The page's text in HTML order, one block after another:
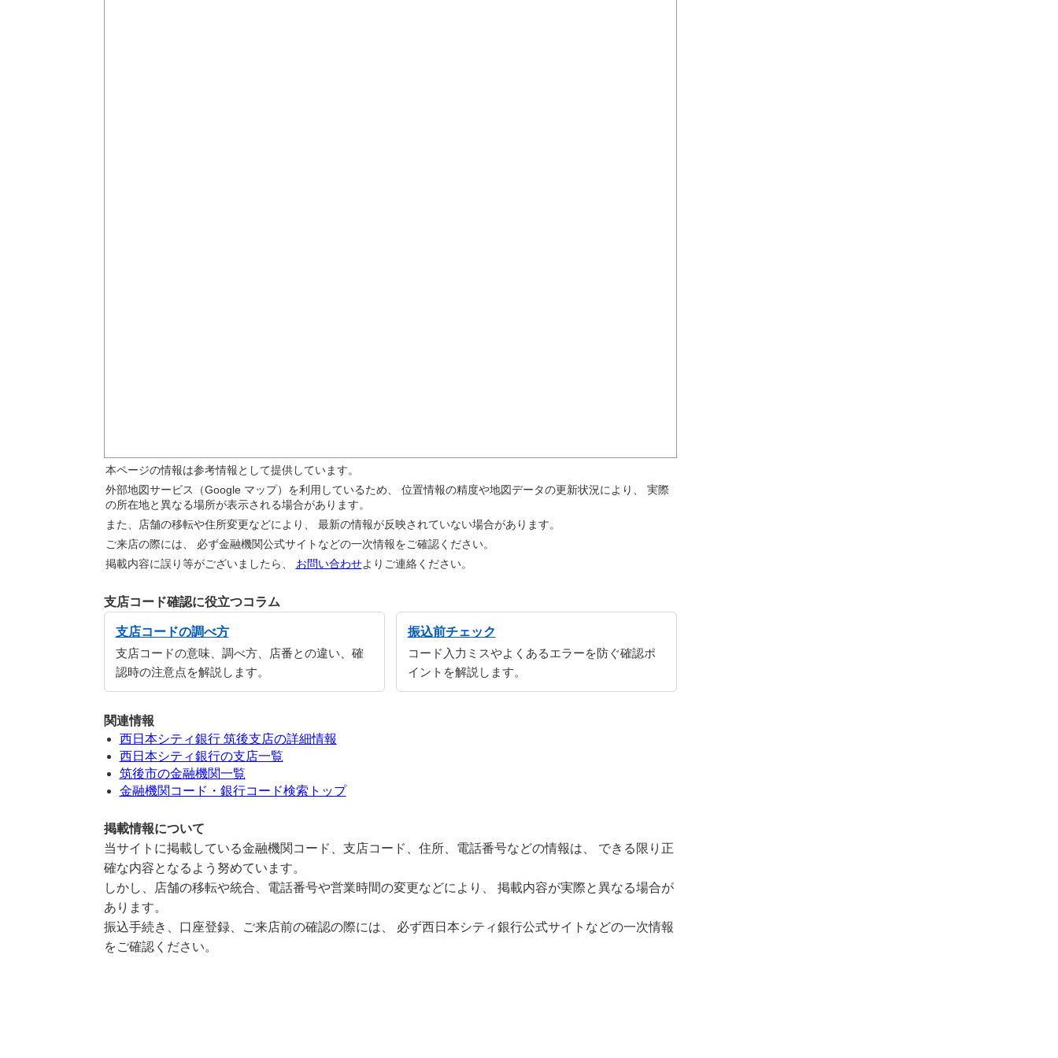
本ページの情報は参考情報として提供しています。
外部地図サービス（Google マップ）を利用しているため、 位置情報の精度や地図データの更新状況により、 実際
の所在地と異なる場所が表示される場合があります。
また、店舗の移転や住所変更などにより、 最新の情報が反映されていない場合があります。
ご来店の際には、 必ず金融機関公式サイトなどの一次情報をご確認ください。
掲載内容に誤り等がございましたら、 お問い合わせよりご連絡ください。
支店コード確認に役立つコラム
支店コードの調べ方
支店コードの意味、調べ方、店番との違い、確
認時の注意点を解説します。
振込前チェック
コード入力ミスやよくあるエラーを防ぐ確認ポ
イントを解説します。
関連情報
西日本シティ銀行 筑後支店の詳細情報
西日本シティ銀行の支店一覧
筑後市の金融機関一覧
金融機関コード・銀行コード検索トップ
掲載情報について
当サイトに掲載している金融機関コード、支店コード、住所、電話番号などの情報は、 できる限り正
確な内容となるよう努めています。
しかし、店舗の移転や統合、電話番号や営業時間の変更などにより、 掲載内容が実際と異なる場合が
あります。
振込手続き、口座登録、ご来店前の確認の際には、 必ず西日本シティ銀行公式サイトなどの一次情報
をご確認ください。